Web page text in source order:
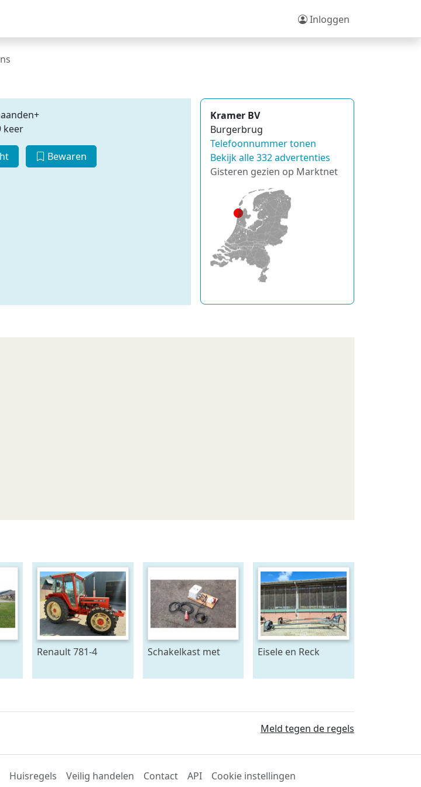
Inloggen
keer
Bewaren
Kramer BV
Burgerbrug
Telefoonnummer tonen
Bekijk alle 332 advertenties
Gisteren gezien op Marktnet
Renault 781-4
Schakelkast met
krachtstroom
Eisele en Reck
omkeer kast 70 x 70
Meld tegen de regels
Huisregels Veilig handelen Contact API Cookie instellingen